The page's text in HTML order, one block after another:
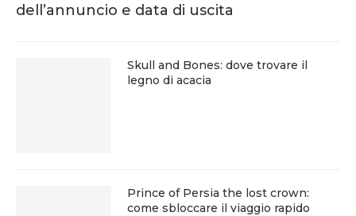
dell’annuncio e data di uscita
Skull and Bones: dove trovare il
legno di acacia
Prince of Persia the lost crown:
come sbloccare il viaggio rapido